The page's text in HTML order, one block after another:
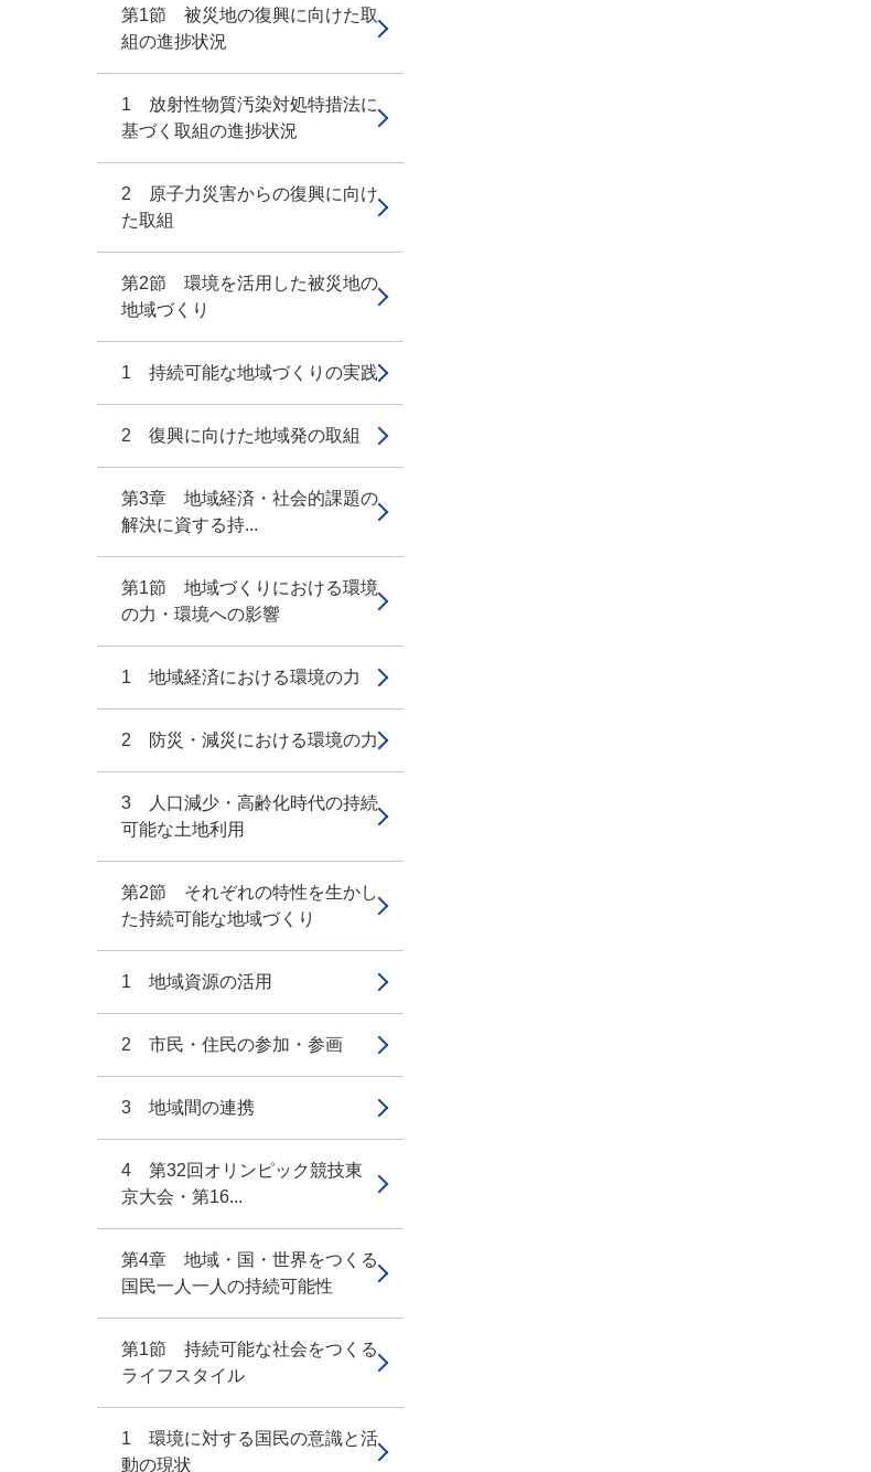
第1節 被災地の復興に向けた取
組の進捗状況
1 放射性物質汚染対処特措法に
基づく取組の進捗状況
2 原子力災害からの復興に向け
た取組
第2節 環境を活用した被災地の
地域づくり
1 持続可能な地域づくりの実践
2 復興に向けた地域発の取組
第3章 地域経済・社会的課題の
解決に資する持...
第1節 地域づくりにおける環境
の力・環境への影響
1 地域経済における環境の力
2 防災・減災における環境の力
3 人口減少・高齢化時代の持続
可能な土地利用
第2節 それぞれの特性を生かし
た持続可能な地域づくり
1 地域資源の活用
2 市民・住民の参加・参画
3 地域間の連携
4 第32回オリンピック競技東
京大会・第16...
第4章 地域・国・世界をつくる
国民一人一人の持続可能性
第1節 持続可能な社会をつくる
ライフスタイル
1 環境に対する国民の意識と活
動の現状